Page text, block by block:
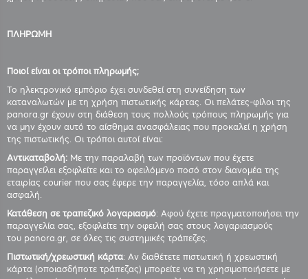
ΠΛΗΡΩΜΗ
Ποιοί είναι οι τρόποι πληρωμής;
Το ηλεκτρονικό εμπόριο έχει συνδεθεί στη συνείδηση των
καταναλωτών με τη χρήση πιστωτικής κάρτας. Οι πελάτες-φίλοι της
panora.gr έχουν στη διάθεση τους πολλούς τρόπους πληρωμής για
να μην έχουν αυτό το αίσθημα ανασφάλειας που προκαλεί η χρήση
της πιστωτικής. Οι τρόποι αυτοί είναι:
Αντικαταβολή: Με την παραλαβή των προϊόντων που έχετε
παραγγείλει εξοφλείτε και το οφειλόμενο ποσό στον διανομέα της
εταιρίας courier που σας έφερε την παραγγελία, τόσο απλά και
ασφαλή.
Κατάθεση σε τραπεζικό λογαριασμό: Αφού έχετε πραγματοποιήσει την
παραγγελία σας, εξοφλείτε την οφειλή σας στους λογαριασμούς
του panora.gr, σε όλες τις συστημικές τράπεζες.
Πιστωτική/χρεωστική κάρτα: Αν διαθέτετε πιστωτική ή χρεωστική
κάρτα (οποιασδήποτε τράπεζας) μπορείτε να τη χρησιμοποιήσετε με